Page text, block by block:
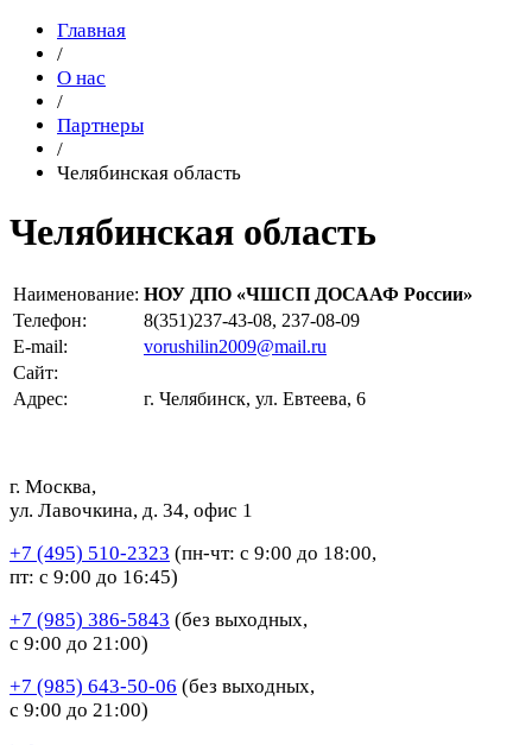
Главная
/
О нас
/
Партнеры
/
Челябинская область
Челябинская область
Наименование: НОУ ДПО «ЧШСП ДОСААФ России»
Телефон:
8(351)237-43-08, 237-08-09
E-mail:
vorushilin2009@mail.ru
Сайт:
Адрес:
г. Челябинск, ул. Евтеева, 6
г. Москва,
ул. Лавочкина, д. 34, офис 1
+7 (495) 510-2323 (пн-чт: с 9:00 до 18:00,
пт: с 9:00 до 16:45)
+7 (985) 386-5843 (без выходных,
с 9:00 до 21:00)
+7 (985) 643-50-06 (без выходных,
с 9:00 до 21:00)